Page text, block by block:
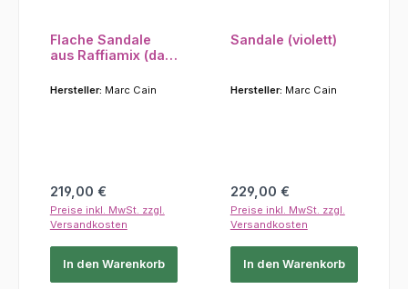
Flache Sandale
aus Raffiamix (dark
Hersteller: Marc Cain
Regulärer Preis:
219,00 €
Preise inkl. MwSt. zzgl.
Versandkosten
In den Warenkorb
Sandale (violett)
Hersteller: Marc Cain
Regulärer Preis:
229,00 €
Preise inkl. MwSt. zzgl.
Versandkosten
In den Warenkorb